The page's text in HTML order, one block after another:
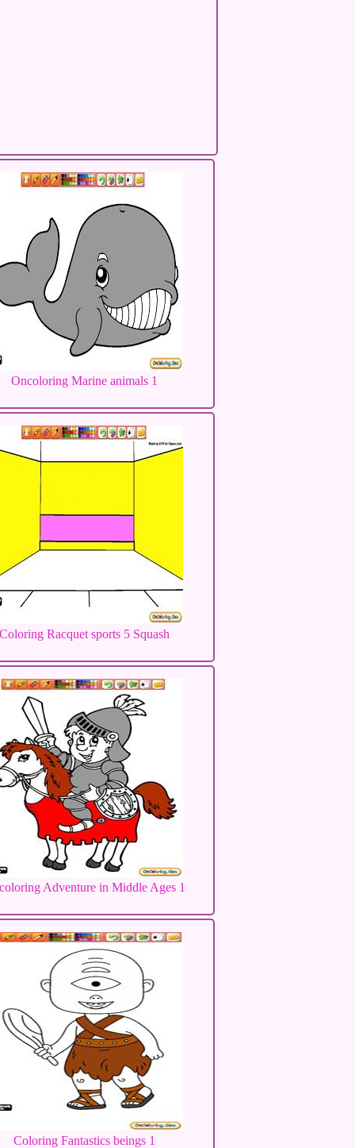
Oncoloring Marine animals 1
Coloring Racquet sports 5 Squash
Adventure in Middle Ages 1
Coloring Fantastics beings 1